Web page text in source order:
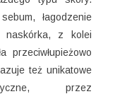
łagodzenie
naskórka, z kolei
przeciwłupieżowo
też unikatowe
przez